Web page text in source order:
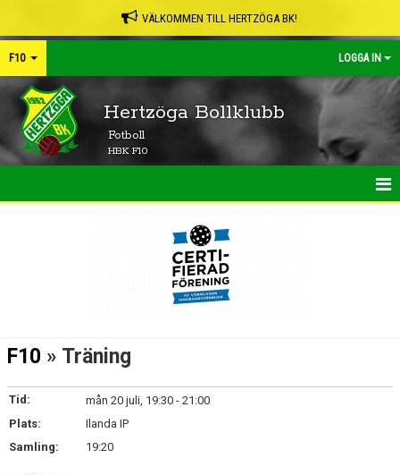
VÄLKOMMEN TILL HERTZÖGA BK!
F10 LOGGA IN
Hertzöga Bollklubb
Fotboll
HBK F10
DOKUMENT
F10 » Träning
Tid:
mån 20 juli, 19:30 - 21:00
Plats:
Ilanda IP
Samling:
19:20